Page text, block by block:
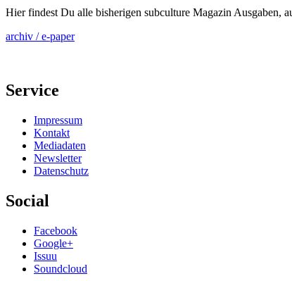
Hier findest Du alle bisherigen subculture Magazin Ausgaben,
archiv / e-paper
Service
Impressum
Kontakt
Mediadaten
Newsletter
Datenschutz
Social
Facebook
Google+
Issuu
Soundcloud